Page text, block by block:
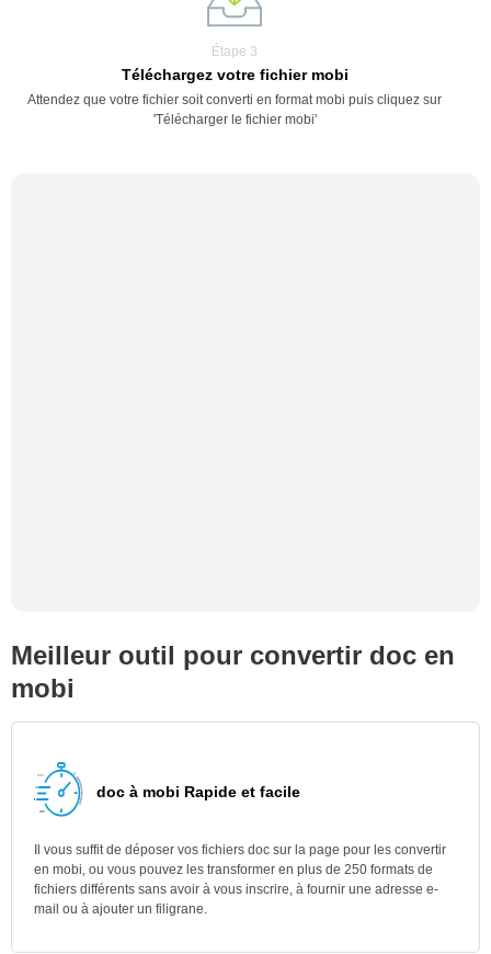
Étape 3
Téléchargez votre fichier mobi
Attendez que votre fichier soit converti en format mobi puis cliquez sur
'Télécharger le fichier mobi'
Meilleur outil pour convertir doc en
mobi
doc à mobi Rapide et facile
Il vous suffit de déposer vos fichiers doc sur la page pour les convertir
en mobi, ou vous pouvez les transformer en plus de 250 formats de
fichiers différents sans avoir à vous inscrire, à fournir une adresse e-
mail ou à ajouter un filigrane.